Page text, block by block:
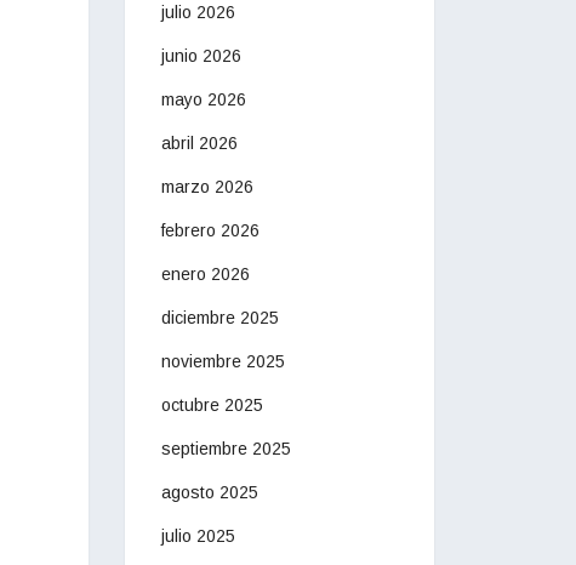
julio 2026
junio 2026
mayo 2026
abril 2026
marzo 2026
febrero 2026
enero 2026
diciembre 2025
noviembre 2025
octubre 2025
septiembre 2025
agosto 2025
julio 2025